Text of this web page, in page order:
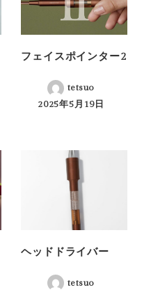
フェイスポインター2
tetsuo
投稿日
2025年5月19日
ヘッドドライバー
tetsuo